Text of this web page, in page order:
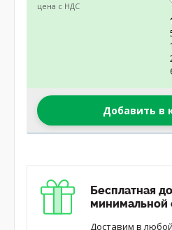
цена с НДС
Добавить в
Бесплатная
минимальной
Доставим в